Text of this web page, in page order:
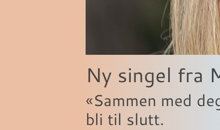
Ny singel fra
«Sammen med
bli til slutt.